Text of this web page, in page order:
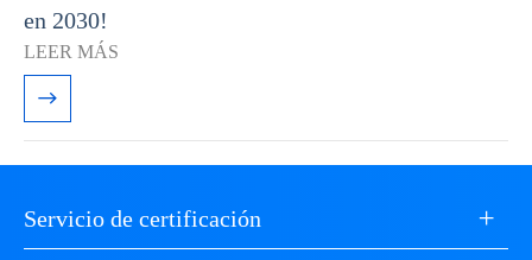
en 2030!
LEER MÁS

Servicio de certificación +